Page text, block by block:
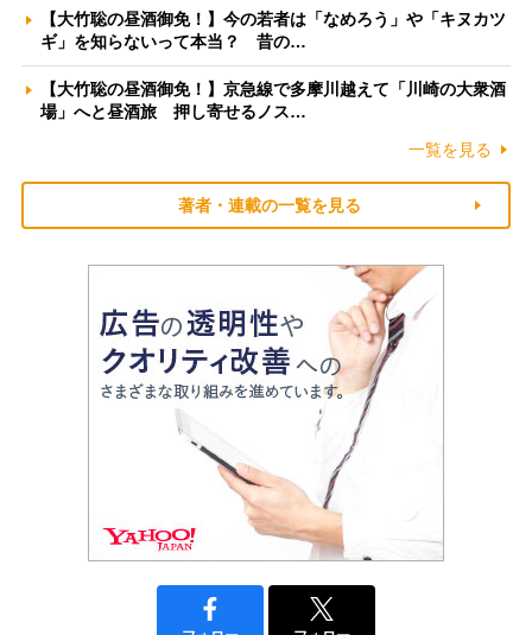
【大竹聡の昼酒御免！】今の若者は「なめろう」や「キヌカツ
ギ」を知らないって本当？ 昔の…
【大竹聡の昼酒御免！】京急線で多摩川越えて「川崎の大衆酒
場」へと昼酒旅 押し寄せるノス…
一覧を見る
著者・連載の一覧を見る